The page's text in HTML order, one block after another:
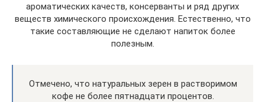
ароматических качеств, консерванты и ряд других
веществ химического происхождения. Естественно, что
такие составляющие не сделают напиток более
полезным.
Отмечено, что натуральных зерен в растворимом
кофе не более пятнадцати процентов.